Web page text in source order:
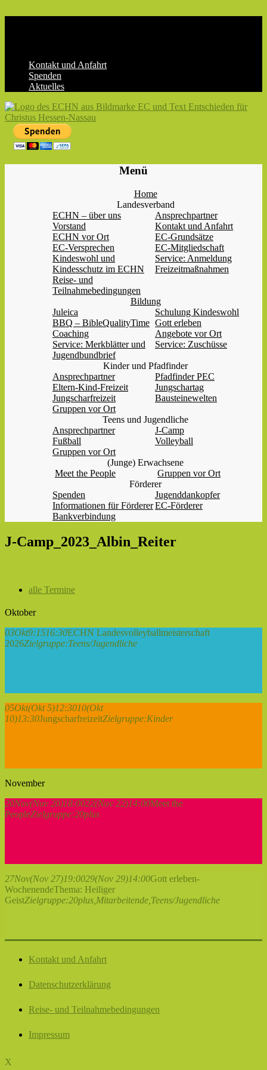
Kontakt und Anfahrt
Spenden
Aktuelles
ECHN
EC-
Menü
Home
Landesverband
ECHN – über uns
Ansprechpartner
Vorstand
Kontakt und Anfahrt
ECHN vor Ort
EC-Grundsätze
EC-Versprechen
EC-Mitgliedschaft
Kindeswohl und
Kindesschutz im ECHN
Service: Anmeldung
Freizeitmaßnahmen
Reise- und
Teilnahmebedingungen
Bildung
Juleica
Schulung Kindeswohl
BBQ – BibleQualityTime Gott erleben
Coaching
Angebote vor Ort
Service: Merkblätter und
Jugendbundbrief
Service: Zuschüsse
Kinder und Pfadfinder
Ansprechpartner
Pfadfinder PEC
Eltern-Kind-Freizeit
Jungschartag
Jungscharfreizeit
Bausteinewelten
Gruppen vor Ort
Teens und Jugendliche
Ansprechpartner
J-Camp
Fußball
Volleyball
Gruppen vor Ort
(Junge) Erwachsene
Meet the People
Gruppen vor Ort
Förderer
Spenden
Jugenddankopfer
Informationen für FördererEC-Förderer
Bankverbindung
J-Camp_2023_Albin_Reiter
alle Termine
Oktober
03Okt9:1516:30ECHN Landesvolleyballmeisterschaft
2026Zielgruppe:Teens/Jugendliche
05Okt(Okt 5)12:3010(Okt
10)13:30JungscharfreizeitZielgruppe:Kinder
November
20Nov(Nov 20)18:0022(Nov 22)14:00Meet the
PeopleZielgruppe:20plus
27Nov(Nov 27)19:0029(Nov 29)14:00Gott erleben-
WochenendeThema: Heiliger
GeistZielgruppe:20plus, Mitarbeitende, Teens/Jugendliche
Kontakt und Anfahrt
Datenschutzerklärung
Reise- und Teilnahmebedingungen
Impressum
X